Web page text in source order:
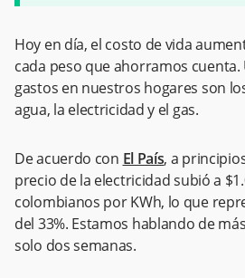
Hoy en día, el costo de vida
cada peso que ahorramos
gastos en nuestros hogares son
agua, la electricidad y el gas.
De acuerdo con El País, a
precio de la electricidad subió a
colombianos por KWh, lo que
del 33%. Estamos hablando de
solo dos semanas.